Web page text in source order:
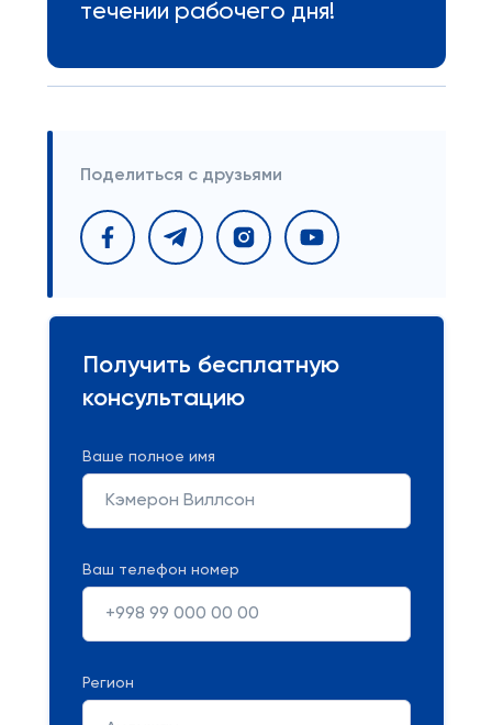
течении рабочего дня!
Поделиться с друзьями
Получить бесплатную
консультацию
Ваше полное имя
Ваш телефон номер
Регион